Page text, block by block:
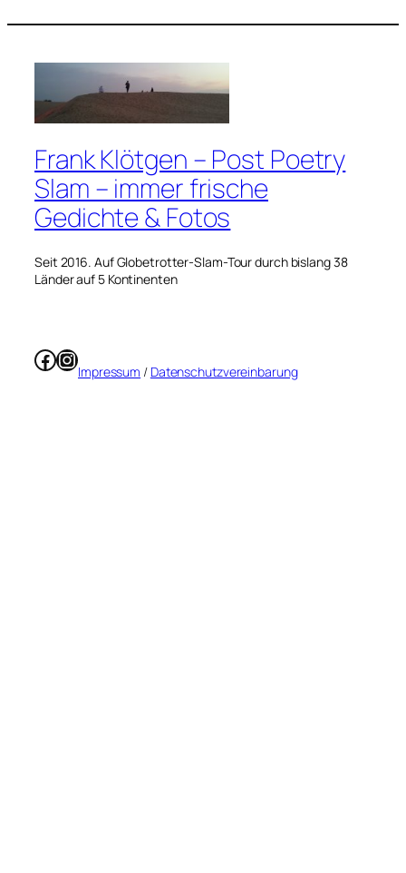
Frank Klötgen – Post Poetry
Slam – immer frische
Gedichte & Fotos
Seit 2016. Auf Globetrotter-Slam-Tour durch bislang 38
Länder auf 5 Kontinenten
Facebook
Instagram
Impressum / Datenschutzvereinbarung